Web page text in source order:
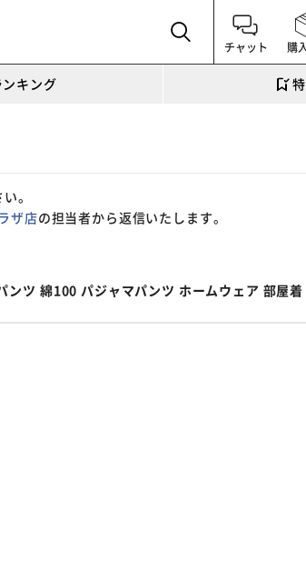
チャット 購
ンキング
。
ザ店の担当者から返信いたします。
ツ 綿100 パジャマパンツ ホームウェア 部屋